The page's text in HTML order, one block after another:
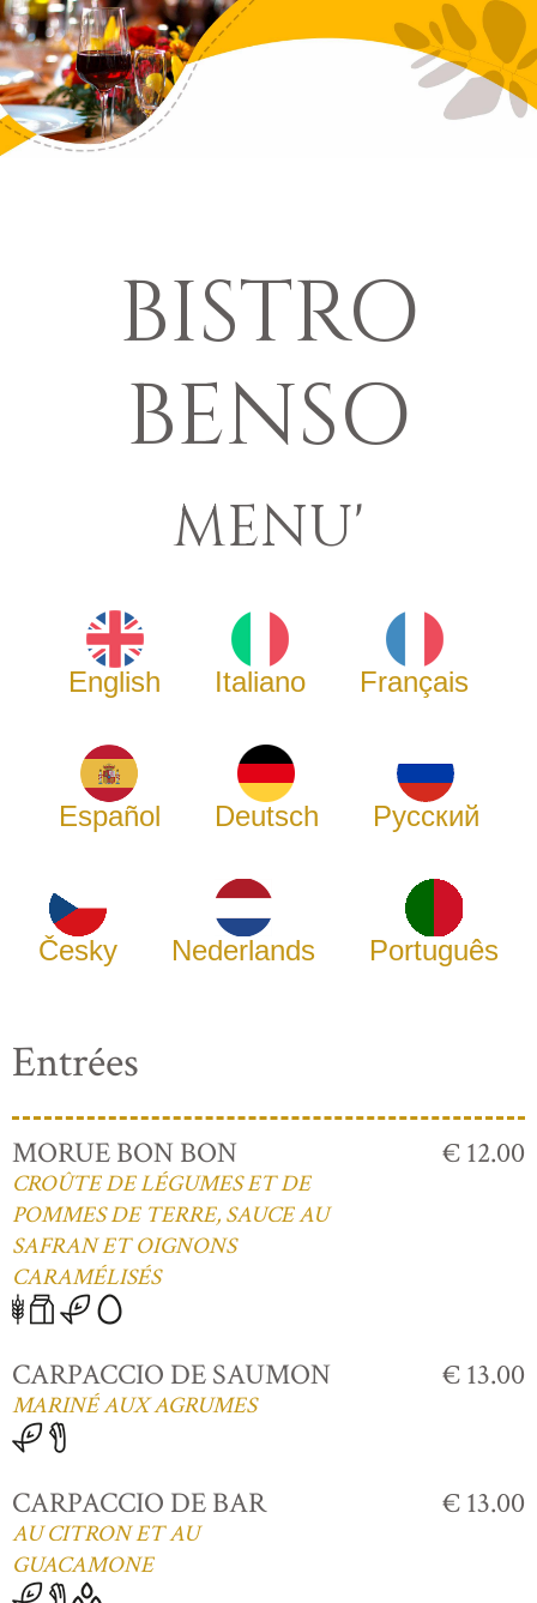
BISTRO
BENSO
MENU'
English Italiano Français
Español Deutsch Русский
Česky Nederlands Português
Entrées
MORUE BON BON
CROÛTE DE LÉGUMES ET DE
POMMES DE TERRE, SAUCE AU
SAFRAN ET OIGNONS
CARAMÉLISÉS
€ 12.00
CARPACCIO DE SAUMON
MARINÉ AUX AGRUMES
€ 13.00
CARPACCIO DE BAR
AU CITRON ET AU
GUACAMONE
€ 13.00